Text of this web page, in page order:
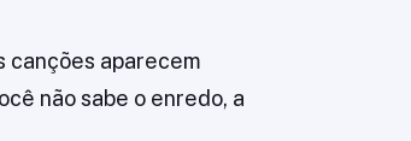
canções aparecem
não sabe o enredo, a